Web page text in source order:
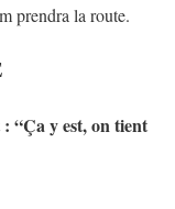
prendra la route.
“Ça y est, on tient